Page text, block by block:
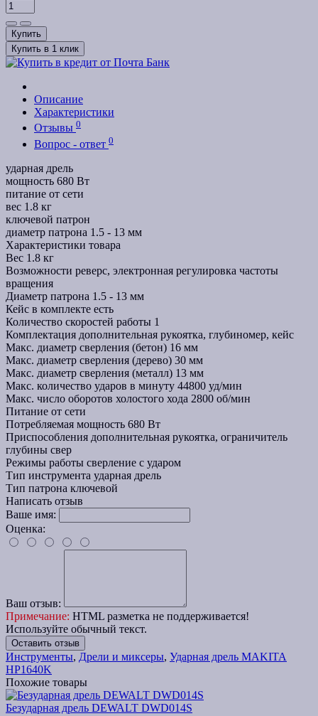
Купить
Купить в 1 клик
Описание
Характеристики
Отзывы 0
Вопрос - ответ 0
ударная дрель
мощность 680 Вт
питание от сети
вес 1.8 кг
ключевой патрон
диаметр патрона 1.5 - 13 мм
Характеристики товара
Вес 1.8 кг
Возможности реверс, электронная регулировка частоты
вращения
Диаметр патрона 1.5 - 13 мм
Кейс в комплекте есть
Количество скоростей работы 1
Комплектация дополнительная рукоятка, глубиномер, кейс
Макс. диаметр сверления (бетон) 16 мм
Макс. диаметр сверления (дерево) 30 мм
Макс. диаметр сверления (металл) 13 мм
Макс. количество ударов в минуту 44800 уд/мин
Макс. число оборотов холостого хода 2800 об/мин
Питание от сети
Потребляемая мощность 680 Вт
Приспособления дополнительная рукоятка, ограничитель
глубины свер
Режимы работы сверление с ударом
Тип инструмента ударная дрель
Тип патрона ключевой
Написать отзыв
Ваше имя:
Оценка:
Ваш отзыв:
Примечание: HTML разметка не поддерживается!
Используйте обычный текст.
Оставить отзыв
Инструменты, Дрели и миксеры, Ударная дрель MAKITA
HP1640K
Похожие товары
Безударная дрель DEWALT DWD014S